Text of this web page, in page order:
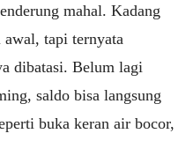
mahal. Kadang
tapi ternyata
dibatasi. Belum lagi
saldo bisa langsung
buka keran air bocor,